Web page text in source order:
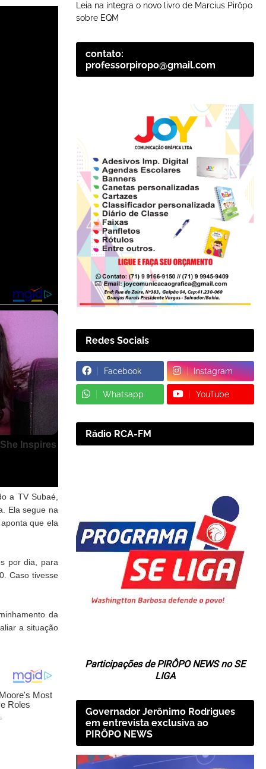
a TV Subaé,
Ela segue na
que ela
por dia, para
Caso tivesse
da
a situação
Leia na íntegra o novo livro de Marcius Pirôpo
sobre EQM
contato:
professorpiropo@gmail.com
Redes Sociais
Facebook Instagram
Whatsapp YouTube
Rádio RCA-FM
Participações de PIRÔPO NEWS no SE
LIGA
Governador Jerônimo Rodrigues
em entrevista exclusiva ao
PIRÔPO NEWS